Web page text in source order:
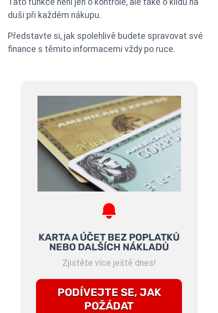
duši při každém nákupu.
Představte si, jak spolehlivě budete spravovat své
finance s těmito informacemi vždy po ruce.
KARTA A ÚČET BEZ POPLATKŮ
NEBO DALŠÍCH NÁKLADŮ
Zjistěte více ještě dnes!
PODÍVEJTE SE, JAK
POŽÁDAT